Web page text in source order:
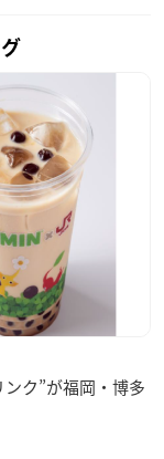
ク”が福岡・博多